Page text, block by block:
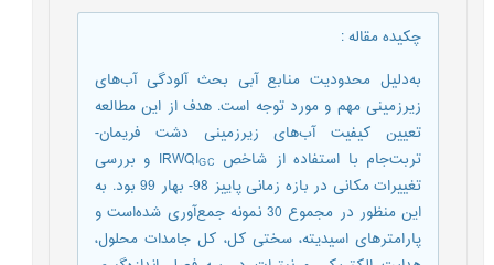
چکیده مقاله:
به‌دلیل محدودیت منابع آبی بحث آلودگی آب‌های
زیرزمینی مهم و مورد توجه است. هدف از این مطالعه
تعیین کیفیت آب‌های زیرزمینی دشت فریمان-
تربت‌جام با استفاده از شاخص IRWQI GC
و بررسی
تغییرات مکانی در بازه زمانی پاییز 98- بهار 99 بود. به
این منظور در مجموع 30 نمونه جمع‌آوری شده‌است و
پارامترهای اسیدیته، سختی کل، کل جامدات محلول،